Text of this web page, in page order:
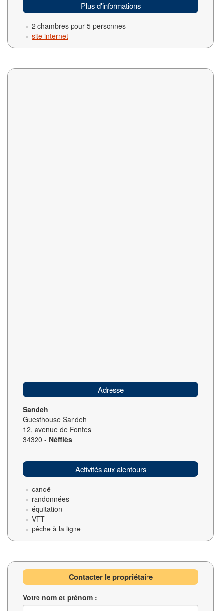
Plus d'informations
2 chambres pour 5 personnes
site internet
Adresse
Sandeh
Guesthouse Sandeh
12, avenue de Fontes
34320 - Néffiès
Activités aux alentours
canoë
randonnées
équitation
VTT
pêche à la ligne
Contacter le propriétaire
Votre nom et prénom :